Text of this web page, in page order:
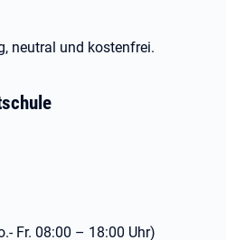
neutral und kostenfrei.
Fr. 08:00 – 18:00 Uhr)